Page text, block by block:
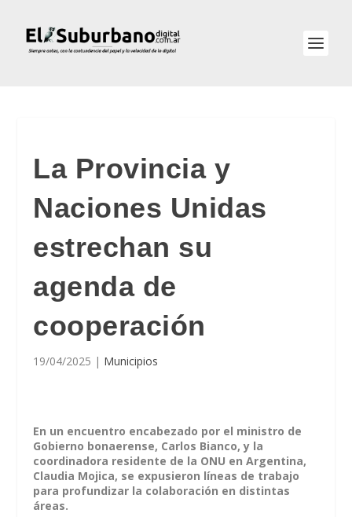
La Provincia y
Naciones Unidas
estrechan su
agenda de
cooperación
19/04/2025 | Municipios
En un encuentro encabezado por el ministro de
Gobierno bonaerense, Carlos Bianco, y la
coordinadora residente de la ONU en Argentina,
Claudia Mojica, se expusieron líneas de trabajo
para profundizar la colaboración en distintas
áreas.